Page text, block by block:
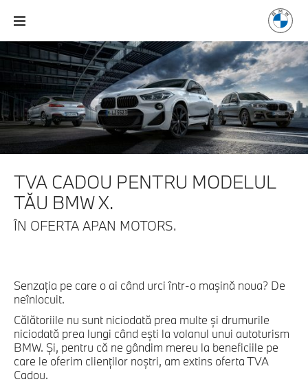
TVA CADOU PENTRU MODELUL
TĂU BMW X.
ÎN OFERTA APAN MOTORS.
Senzația pe care o ai când urci într-o mașină noua? De
neînlocuit.
Călătoriile nu sunt niciodată prea multe și drumurile
niciodată prea lungi când ești la volanul unui autoturism
BMW. Și, pentru că ne gândim mereu la beneficiile pe
care le oferim clienților noștri, am extins oferta TVA
Cadou.